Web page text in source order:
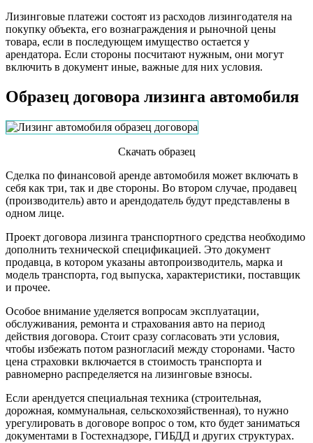
Лизинговые платежи состоят из расходов лизингодателя на
покупку объекта, его вознаграждения и рыночной цены
товара, если в последующем имущество остается у
арендатора. Если стороны посчитают нужным, они могут
включить в документ иные, важные для них условия.
Образец договора лизинга автомобиля
Скачать образец
Сделка по финансовой аренде автомобиля может включать в
себя как три, так и две стороны. Во втором случае, продавец
(производитель) авто и арендодатель будут представлены в
одном лице.
Проект договора лизинга транспортного средства необходимо
дополнить технической спецификацией. Это документ
продавца, в котором указаны автопроизводитель, марка и
модель транспорта, год выпуска, характеристики, поставщик
и прочее.
Особое внимание уделяется вопросам эксплуатации,
обслуживания, ремонта и страхования авто на период
действия договора. Стоит сразу согласовать эти условия,
чтобы избежать потом разногласий между сторонами. Часто
цена страховки включается в стоимость транспорта и
равномерно распределяется на лизинговые взносы.
Если арендуется специальная техника (строительная,
дорожная, коммунальная, сельскохозяйственная), то нужно
урегулировать в договоре вопрос о том, кто будет заниматься
документами в Гостехнадзоре, ГИБДД и других структурах.